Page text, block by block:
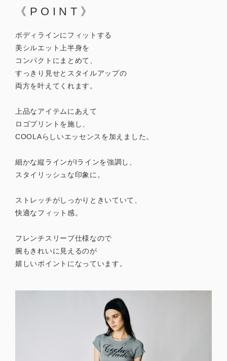
《POINT》
ボディラインにフィットする
美シルエット上半身を
コンパクトにまとめて、
すっきり見せとスタイルアップの
両方を叶えてくれます。
上品なアイテムにあえて
ロゴプリントを施し、
COOLAらしいエッセンスを加えました。
細かな縦ラインがIラインを強調し、
スタイリッシュな印象に。
ストレッチがしっかりときいていて、
快適なフィット感。
フレンチスリーブ仕様なので
腕もきれいに見えるのが
嬉しいポイントになっています。